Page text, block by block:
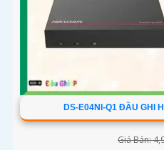
DS-E04NI-Q1 ĐẦU GHI
Giá Bán: